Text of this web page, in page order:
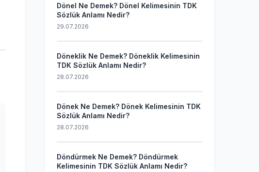
Dönel Ne Demek? Dönel Kelimesinin TDK
Sözlük Anlamı Nedir?
29.07.2026
Döneklik Ne Demek? Döneklik Kelimesinin
TDK Sözlük Anlamı Nedir?
28.07.2026
Dönek Ne Demek? Dönek Kelimesinin TDK
Sözlük Anlamı Nedir?
28.07.2026
Döndürmek Ne Demek? Döndürmek
Kelimesinin TDK Sözlük Anlamı Nedir?